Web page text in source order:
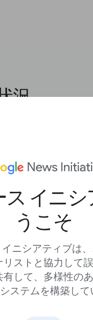
イニ
うこそ
ニシアティブは
リストと協力して
有して、多様性の
ステムを構築して
況
る際
ス コン